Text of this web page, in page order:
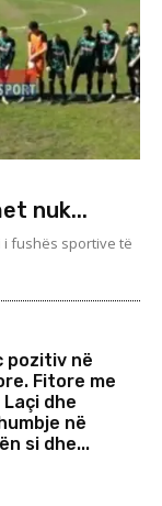
nuk...
i fushës sportive të
pozitiv në
Fitore me
dhe
në
si dhe...